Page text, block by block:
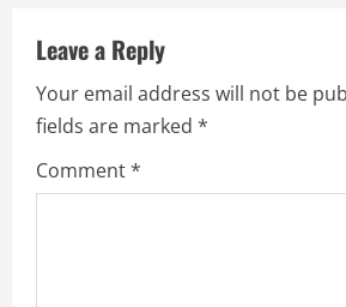
e
R
e
Leave a Reply
Your email address will not be
fields are marked *
Comment*